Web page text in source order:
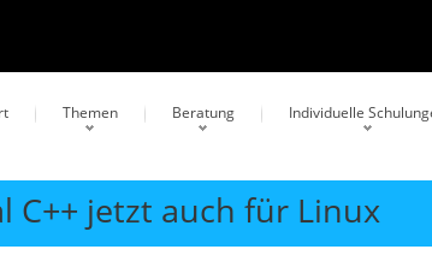
Themen Beratung Individuelle
C++ jetzt auch für Linux